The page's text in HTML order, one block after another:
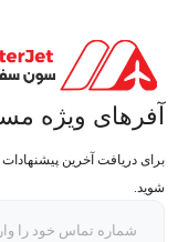
آفرهای ویژه
برای دریافت آخرین
شوید.